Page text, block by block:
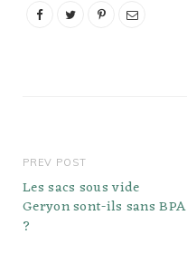
l'emballage. S'il y a des
PREV POST
Les sacs sous vide
Geryon sont-ils sans BPA
?